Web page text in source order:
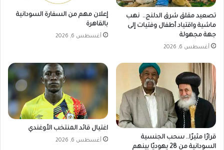
تصعيد مقلق شرق الدلنج.. نهب
ماشية واقتياد أطفال وفتيات إلى
جهة مجهولة
أغسطس 6, 2026
إعلان مهم من السفارة السودانية
بالقاهرة
أغسطس 6, 2026
قرارًا مثيرًا.. سحب الجنسية
السودانية من 28 يهوديًا بينهم
اغتيال قائد المنتخب الأوغندي
أغسطس 6, 2026